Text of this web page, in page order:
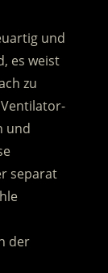
und
es weist
zu
und
separat
der